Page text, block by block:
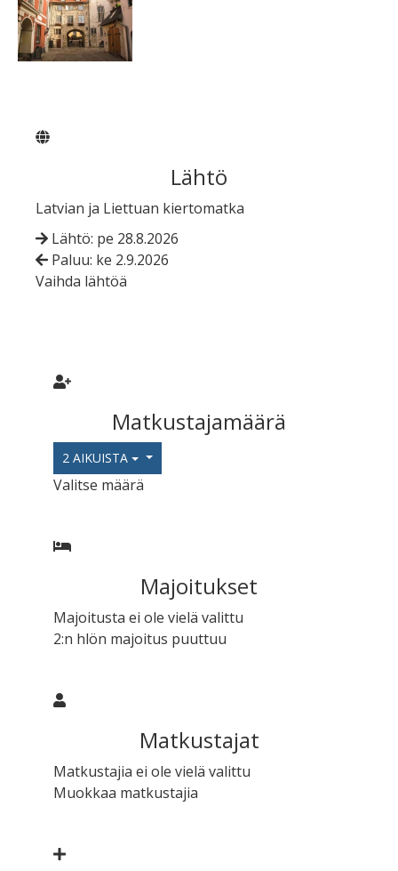
Lähtö
Latvian ja Liettuan kiertomatka
Lähtö: pe 28.8.2026
Paluu: ke 2.9.2026
Vaihda lähtöä
Matkustajamäärä
2 AIKUISTA
Valitse määrä
Majoitukset
Majoitusta ei ole vielä valittu
2:n hlön majoitus puuttuu
Matkustajat
Matkustajia ei ole vielä valittu
Muokkaa matkustajia